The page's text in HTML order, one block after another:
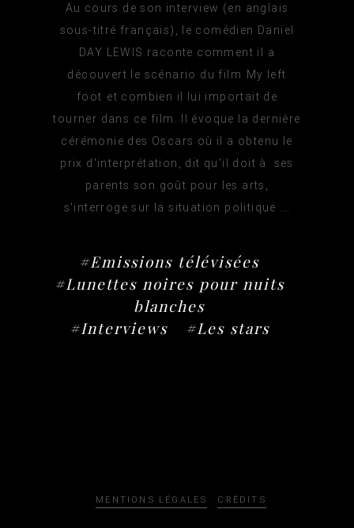
Au cours de son interview (en anglais
sous-titré français), le comédien Daniel
DAY LEWIS raconte comment il a
découvert le scénario du film My left
foot et combien il lui importait de
tourner dans ce film. Il évoque la dernière
cérémonie des Oscars où il a obtenu le
prix d'interprétation, dit qu'il doit à ses
parents son goût pour les arts,
s'interroge sur la situation politique ...
#Emissions télévisées
#Lunettes noires pour nuits
blanches
#Interviews
#Les stars
MENTIONS LÉGALES CRÉDITS